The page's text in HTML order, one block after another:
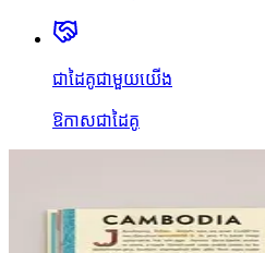
ជាដៃគូជាមួយយើង
ឱកាសជាដៃគូ